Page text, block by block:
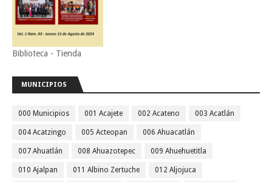
Biblioteca - Tienda
MUNICIPIOS
000 Municipios 001 Acajete 002 Acateno 003 Acatlán
004 Acatzingo 005 Acteopan 006 Ahuacatlán
007 Ahuatlán 008 Ahuazotepec 009 Ahuehuetitla
010 Ajalpan 011 Albino Zertuche 012 Aljojuca